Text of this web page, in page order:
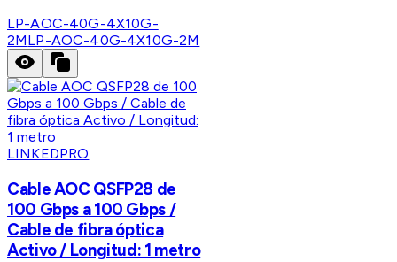
LP-AOC-40G-4X10G-
2MLP-AOC-40G-4X10G-2M
LINKEDPRO
Cable AOC QSFP28 de
100 Gbps a 100 Gbps /
Cable de fibra óptica
Activo / Longitud: 1 metro